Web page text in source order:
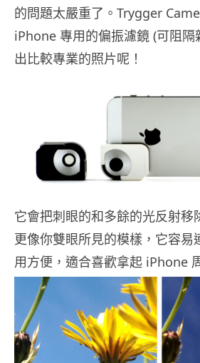
的問題太嚴重了。Trygger
iPhone 專用的偏振濾鏡 (可阻隔
出比較專業的照片呢！
它會把刺眼的和多餘的光反射移
更像你雙眼所見的模樣，它容
用方便，適合喜歡拿起 iPhone